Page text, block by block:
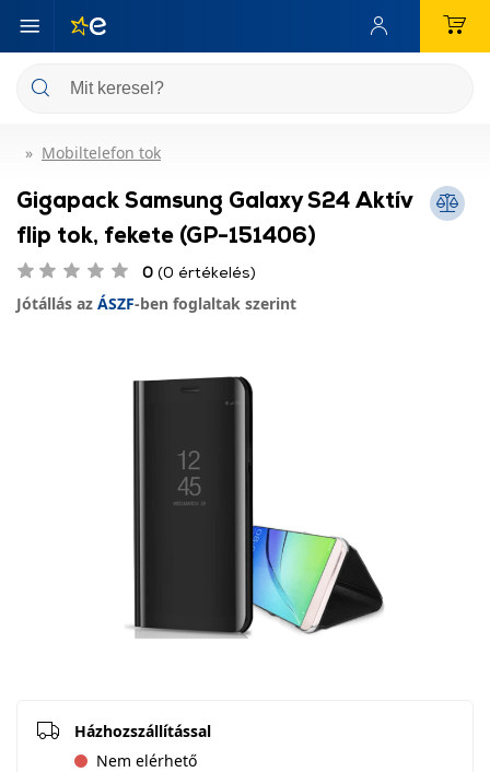
Mobiltelefon tok
Gigapack Samsung Galaxy S24 Aktív
flip tok, fekete (GP-151406)
0 (0 értékelés)
Jótállás az ÁSZF-ben foglaltak szerint
Házhozszállítással
Nem elérhető